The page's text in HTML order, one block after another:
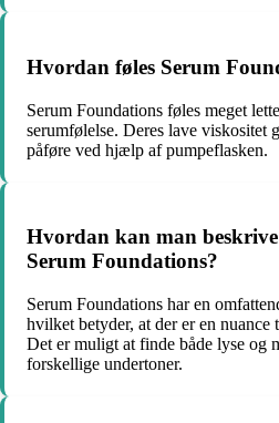
Hvordan føles Serum
Serum Foundations føles meget
serumfølelse. Deres lave viskositet
påføre ved hjælp af pumpeflasken.
Hvordan kan man
Serum Foundations?
Serum Foundations har en
hvilket betyder, at der er en nuance
Det er muligt at finde både lyse og
forskellige undertoner.